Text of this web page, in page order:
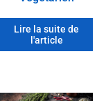
Lire la suite de
l'article